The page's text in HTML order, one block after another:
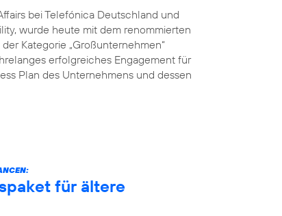
bei Telefónica Deutschland und
wurde heute mit dem renommierten
Kategorie „Großunternehmen“
erfolgreiches Engagement für
Plan des Unternehmens und dessen
für ältere